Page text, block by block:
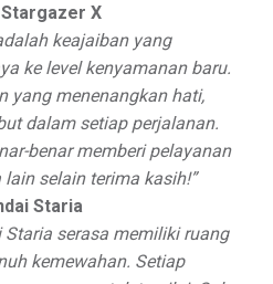
X
keajaiban yang
ke level kenyamanan baru.
yang menenangkan hati,
dalam setiap perjalanan.
benar memberi pelayanan
selain terima kasih!”
Staria
Staria serasa memiliki ruang
kemewahan. Setiap